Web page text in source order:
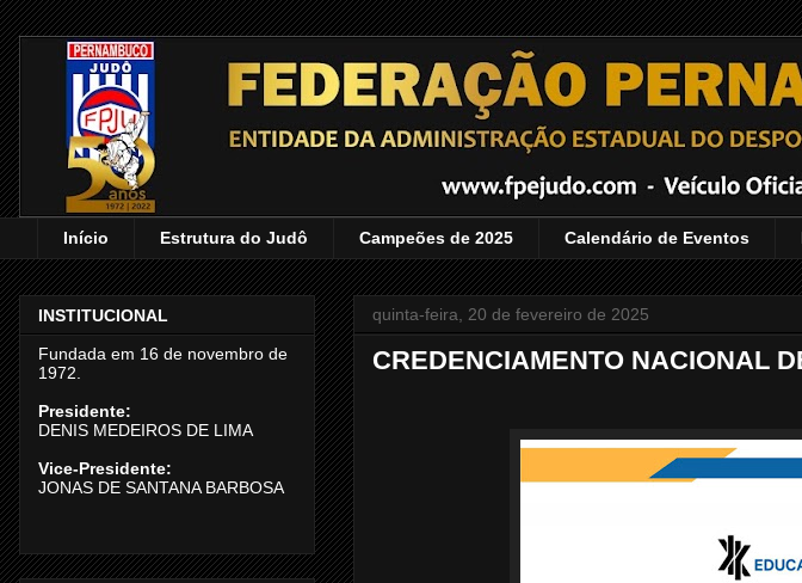
Início Estrutura do Judô Campeões de 2025 Calendário de Eventos
quinta-feira, 20 de fevereiro de 2025
CREDENCIAMENTO NACIONAL
INSTITUCIONAL
Fundada em 16 de novembro de
1972.
Presidente:
DENIS MEDEIROS DE LIMA
Vice-Presidente:
JONAS DE SANTANA BARBOSA